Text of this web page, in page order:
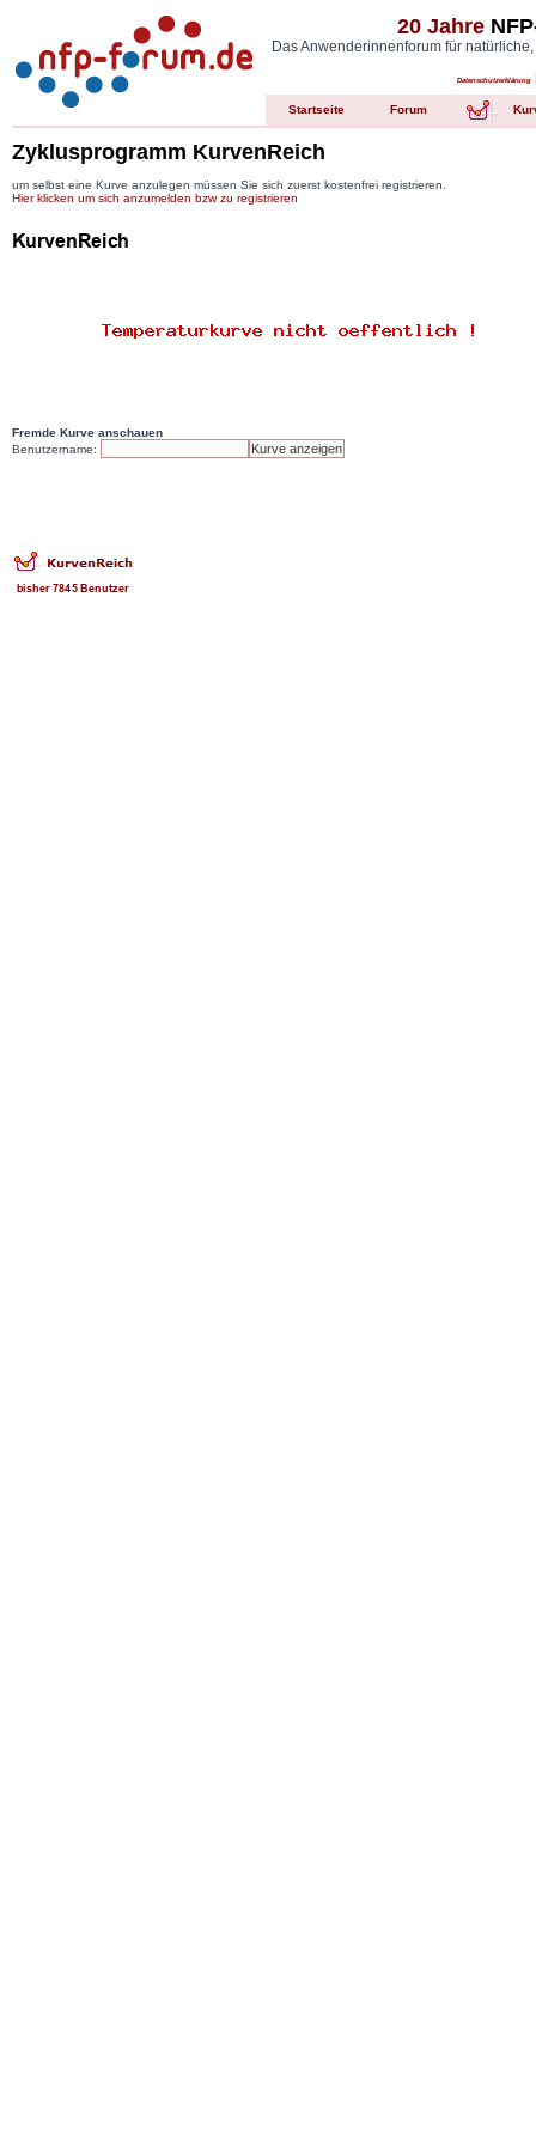
20 Jahre
Das Anwenderinnenforum für
Datenschutzerklärung
Startseite Forum
Zyklusprogramm KurvenReich
um selbst eine Kurve anzulegen müssen Sie sich zuerst kostenfrei registrieren.
Hier klicken um sich anzumelden bzw zu registrieren
Fremde Kurve anschauen
Benutzername: